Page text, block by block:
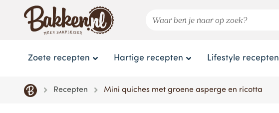
Zoete recepten Hartige recepten Lifestyle recepten
Recepten Mini quiches met groene asperge en ricotta